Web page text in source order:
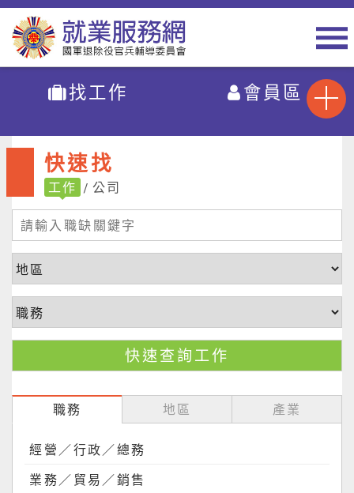
找工作 會員區
快速找
工作 公司
職務 地區 產業
經營／行政／總務
業務／貿易／銷售